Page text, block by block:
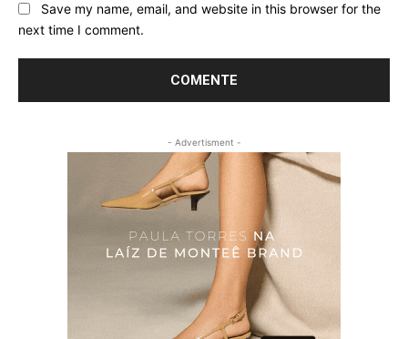
Save my name, email, and website in this browser for the
next time I comment.
- Advertisment -